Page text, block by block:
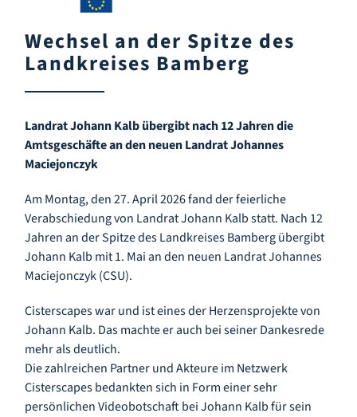
Infozentrum
Downloads
Kulinarik
Leichte Sprache
Deutsch
Wechsel an der Spitze des
Landkreises Bamberg
Landrat Johann Kalb übergibt nach 12 Jahren die
Amtsgeschäfte an den neuen Landrat Johannes
Maciejonczyk
Am Montag, den 27. April 2026 fand der feierliche
Verabschiedung von Landrat Johann Kalb statt. Nach 12
Jahren an der Spitze des Landkreises Bamberg übergibt
Johann Kalb mit 1. Mai an den neuen Landrat Johannes
Maciejonczyk (CSU).
Cisterscapes war und ist eines der Herzensprojekte von
Johann Kalb. Das machte er auch bei seiner Dankesrede
mehr als deutlich.
Die zahlreichen Partner und Akteure im Netzwerk
Cisterscapes bedankten sich in Form einer sehr
persönlichen Videobotschaft bei Johann Kalb für sein